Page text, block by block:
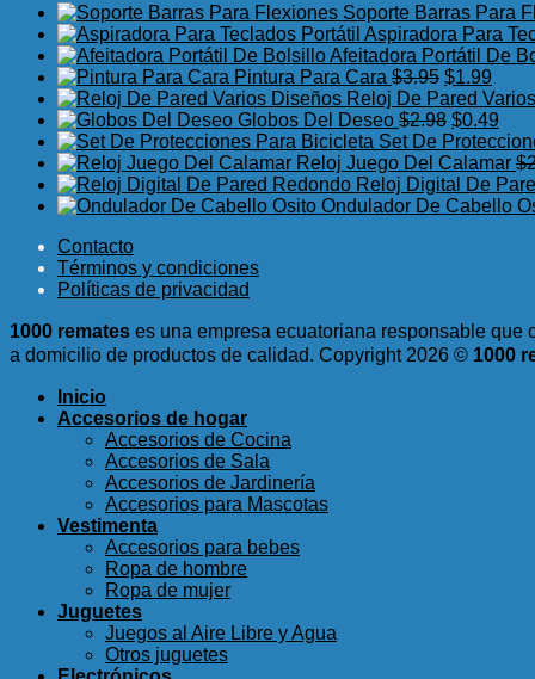
Soporte Barras Para
Aspiradora Para
Afeitadora Portátil De
Pintura Para Cara $3.95 El
precio
original
era:
$3.95.
$1.99
actual
es:
Reloj De Pared
Globos Del Deseo $2.98 El
precio
original
era:
$2.98.
$0.49
es:
Set De
Reloj Juego Del Calamar $
Reloj Digital De
Ondulador De Cabello
Contacto
Términos y condiciones
Políticas de privacidad
1000 remates es una empresa ecuatoriana responsable que
a domicilio de productos de calidad. Copyright 2026 © 1000
Inicio
Accesorios de hogar
Accesorios de Cocina
Accesorios de Sala
Accesorios de Jardinería
Accesorios para Mascotas
Vestimenta
Accesorios para bebes
Ropa de hombre
Ropa de mujer
Juguetes
Juegos al Aire Libre y Agua
Otros juguetes